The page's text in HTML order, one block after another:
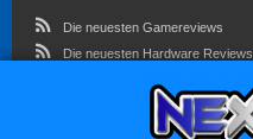
Die neuesten Gamereviews
Die neuesten Hardware Reviews